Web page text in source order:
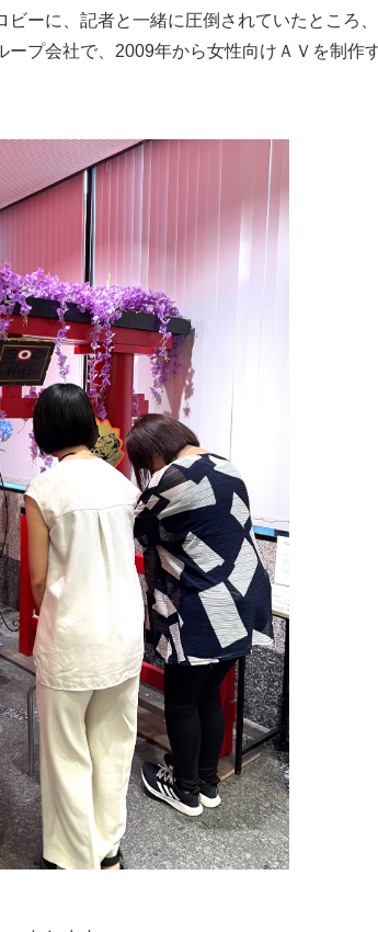
ーに、記者と一緒に圧倒されていたところ
プ会社で、2009年から女性向けＡＶを制作